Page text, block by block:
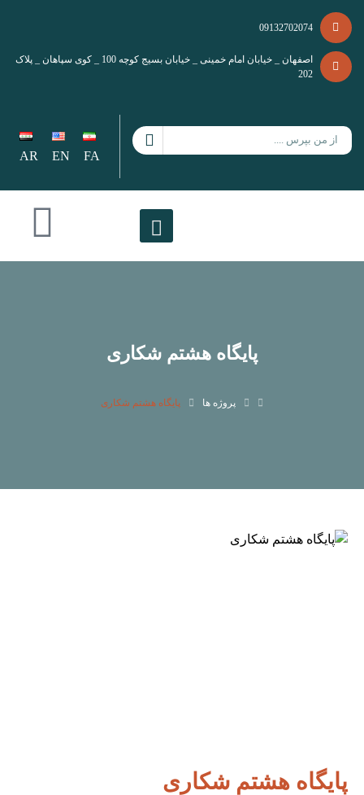
09132702074
اصفهان _ خیابان امام خمینی _ خیابان بسیج کوچه 100 _ کوی سپاهان _ پلاک
202
FA
EN
AR
پایگاه هشتم شکاری
پروژه ها پایگاه هشتم شکاری
پایگاه هشتم شکاری